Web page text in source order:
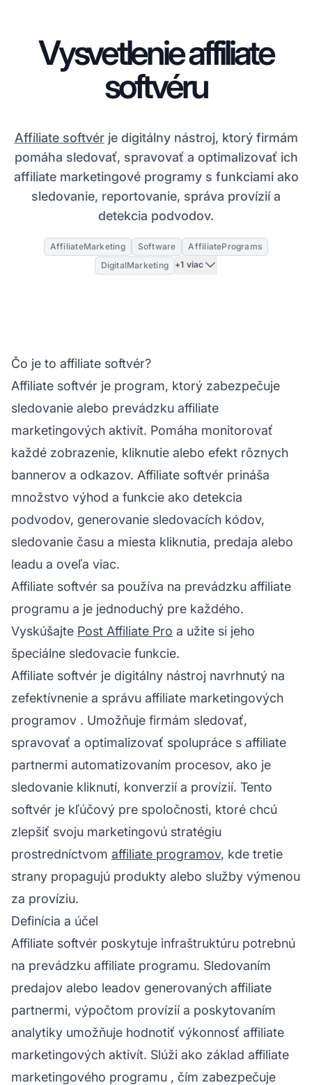
Vysvetlenie affiliate
softvéru
Affiliate softvérje digitálny nástroj, ktorý firmám
pomáha sledovať, spravovať a optimalizovať ich
affiliate marketingové programy s funkciami ako
sledovanie, reportovanie, správa provízií a
detekcia podvodov.
AffiliateMarketing Software
AffiliatePrograms
DigitalMarketing
+1 viac
Čo je to affiliate softvér?
Affiliate softvér je program, ktorý zabezpečuje
sledovanie alebo prevádzku affiliate
marketingových aktivít. Pomáha monitorovať
každé zobrazenie, kliknutie alebo efekt rôznych
bannerov a odkazov. Affiliate softvér prináša
množstvo výhod a funkcie ako detekcia
podvodov, generovanie sledovacích kódov,
sledovanie času a miesta kliknutia, predaja alebo
leadu a oveľa viac.
Affiliate softvér sa používa na prevádzku affiliate
programu a je jednoduchý pre každého.
Vyskúšajte Post Affiliate Pro a užite si jeho
špeciálne sledovacie funkcie.
Affiliate softvér je digitálny nástroj navrhnutý na
zefektívnenie a správu affiliate marketingových
programov . Umožňuje firmám sledovať,
spravovať a optimalizovať spolupráce s affiliate
partnermi automatizovaním procesov, ako je
sledovanie kliknutí, konverzií a provízií. Tento
softvér je kľúčový pre spoločnosti, ktoré chcú
zlepšiť svoju marketingovú stratégiu
prostredníctvom affiliate programov, kde tretie
strany propagujú produkty alebo služby výmenou
za províziu.
Definícia a účel
Affiliate softvér poskytuje infraštruktúru potrebnú
na prevádzku affiliate programu. Sledovaním
predajov alebo leadov generovaných affiliate
partnermi, výpočtom provízií a poskytovaním
analytiky umožňuje hodnotiť výkonnosť affiliate
marketingových aktivít. Slúži ako základ affiliate
marketingového programu , čím zabezpečuje